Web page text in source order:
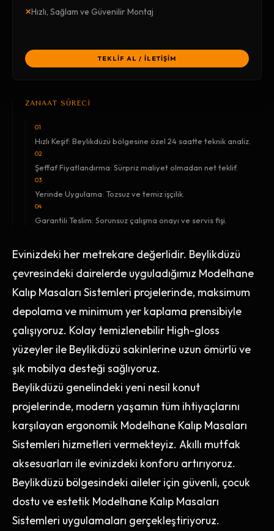
×Hızlı, Sağlam ve Güvenilir Montaj
TEKLİF AL / İLETİŞİM
ZANAAT SÜRECİ
01
Hızlı Keşif: Beylikdüzü bölgesine özel 24 saatte teknik analiz.
02
Şeffaf Fiyatlandırma: Sürpriz maliyet olmadan net teklif.
03
Yerinde Uygulama: Tozsuz ve temiz işçilik.
04
Garantili Teslim: Sorunsuz çalışma onayı ve servis fişi.
Evinizdeki her metrekare değerlidir. Beylikdüzü
çevresindeki dairelerde uyguladığımız Modelhane
Kalıp Masaları Sistemleri projelerinde, maksimum
depolama ve minimum yer kaplama prensibiyle
çalışıyoruz. Kolay temizlenebilir High-gloss
yüzeyler ile Beylikdüzü sakinlerine uzun ömürlü ve
şık mobilya desteği sağlıyoruz.
Beylikdüzü genelindeki yeni nesil konut
projelerinde, modern yaşamın tüm ihtiyaçlarını
karşılayan ergonomik Modelhane Kalıp Masaları
Sistemleri hizmetleri vermekteyiz. Akıllı mutfak
aksesuarları ile evinizdeki konforu artırıyoruz.
Beylikdüzü bölgesindeki aileler için güvenli, çocuk
dostu ve estetik Modelhane Kalıp Masaları
Sistemleri uygulamaları gerçekleştiriyoruz.